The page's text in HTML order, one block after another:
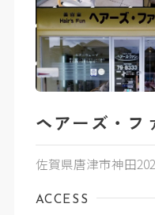
ヘアーズ・フ
佐賀県唐津市神田
ACCESS